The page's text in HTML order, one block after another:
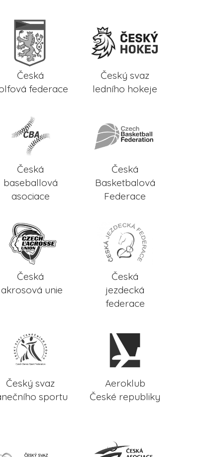
Česká
federace
Český svaz
ledního hokeje
Česká
baseballová
asociace
Česká
Basketbalová
Federace
Česká
unie
Česká
jezdecká
federace
Český svaz
sportu
Aeroklub
České republiky